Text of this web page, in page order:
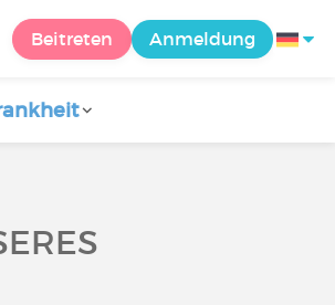
Beitreten Anmeldung